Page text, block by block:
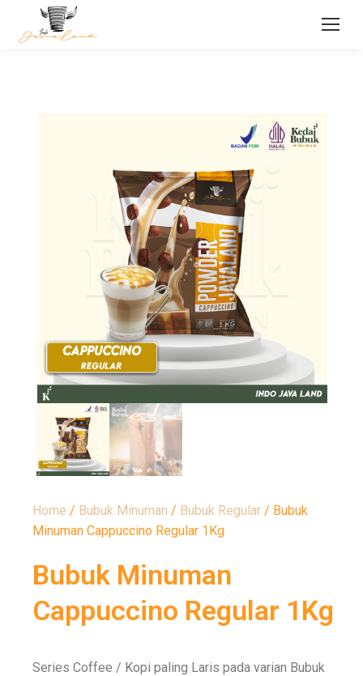
Home / Bubuk Minuman / Bubuk Regular / Bubuk
Minuman Cappuccino Regular 1Kg
Bubuk Minuman
Cappuccino Regular 1Kg
Series Coffee / Kopi paling Laris pada varian Bubuk